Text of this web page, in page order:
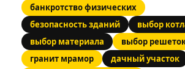
банкротство физических
безопасность зданий
выбор
выбор материала
выбор
гранит мрамор
дачный участок